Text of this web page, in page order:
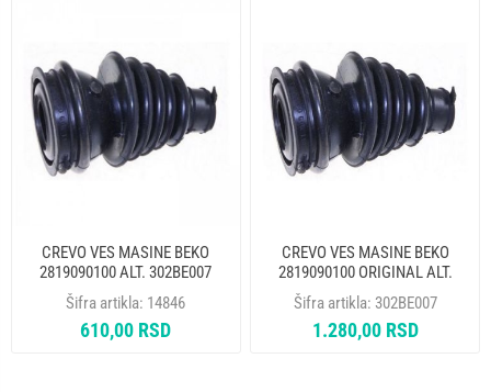
CREVO VES MASINE BEKO
2819090100 ALT. 302BE007
Šifra artikla: 14846
610,00 RSD
CREVO VES MASINE BEKO
2819090100 ORIGINAL ALT.
14846
Šifra artikla: 302BE007
1.280,00 RSD